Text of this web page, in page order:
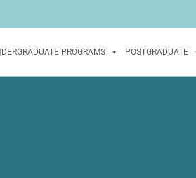
PROGRAMS POSTGRADUATE